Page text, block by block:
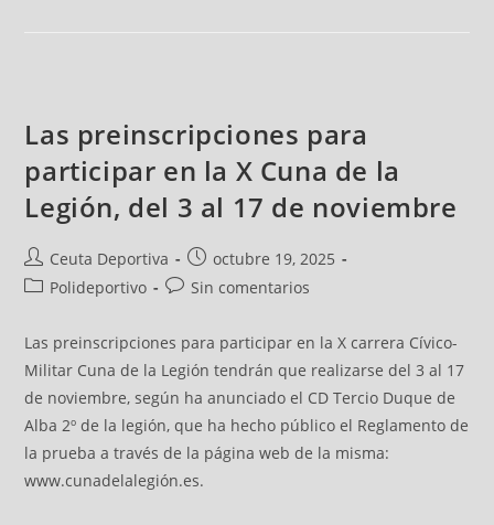
Las preinscripciones para
participar en la X Cuna de la
Legión, del 3 al 17 de noviembre
Ceuta Deportiva
octubre 19, 2025
Polideportivo
Sin comentarios
Las preinscripciones para participar en la X carrera Cívico-
Militar Cuna de la Legión tendrán que realizarse del 3 al 17
de noviembre, según ha anunciado el CD Tercio Duque de
Alba 2º de la legión, que ha hecho público el Reglamento de
la prueba a través de la página web de la misma:
www.cunadelalegión.es.